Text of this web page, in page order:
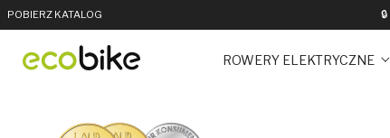
POBIERZ KATALOG 🔒
ROWERY ELEKTRYCZNE